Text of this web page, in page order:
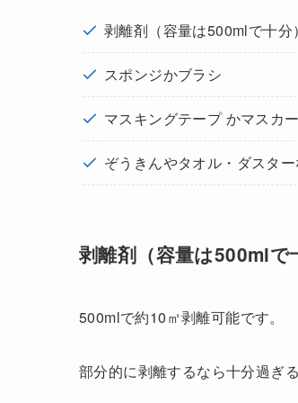
剥離剤（容量は500mlで十分）
スポンジかブラシ
マスキングテープ かマスカ
ぞうきんやタオル・ダスタ
剥離剤（容量は500mlで
500mlで約10㎡剥離可能です。
部分的に剥離するなら十分過ぎ